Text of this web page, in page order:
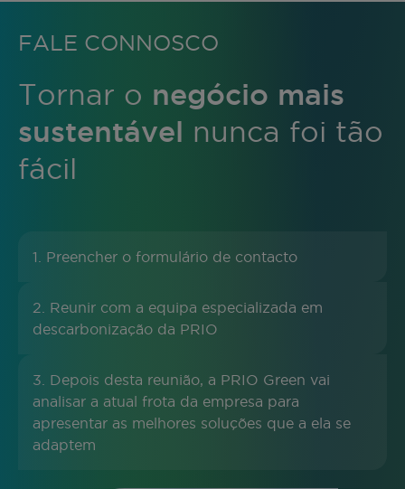
FALE CONNOSCO
Tornar o negócio mais
sustentável nunca foi tão
fácil
1. Preencher o formulário de contacto
2. Reunir com a equipa especializada em
descarbonização da PRIO
3. Depois desta reunião, a PRIO Green vai
analisar a atual frota da empresa para
apresentar as melhores soluções que a ela se
adaptem